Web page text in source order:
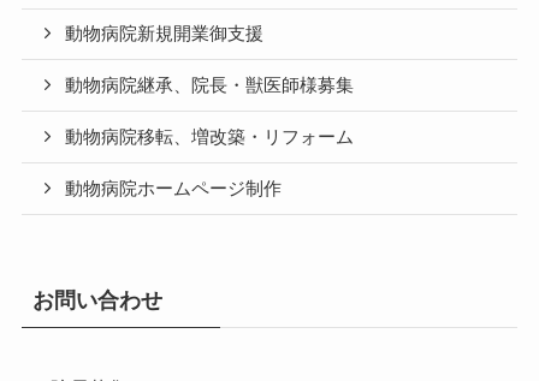
動物病院新規開業御支援
動物病院継承、院長・獣医師様募集
動物病院移転、増改築・リフォーム
動物病院ホームページ制作
お問い合わせ